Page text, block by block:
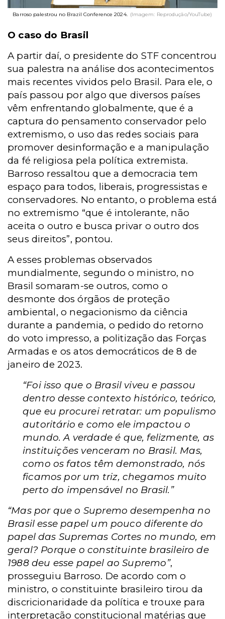
Barroso palestrou no Brazil Conference 2024. (Imagem: Reprodução/YouTube)
O caso do Brasil
A partir daí, o presidente do STF concentrou
sua palestra na análise dos acontecimentos
mais recentes vividos pelo Brasil. Para ele, o
país passou por algo que diversos países
vêm enfrentando globalmente, que é a
captura do pensamento conservador pelo
extremismo, o uso das redes sociais para
promover desinformação e a manipulação
da fé religiosa pela política extremista.
Barroso ressaltou que a democracia tem
espaço para todos, liberais, progressistas e
conservadores. No entanto, o problema está
no extremismo “que é intolerante, não
aceita o outro e busca privar o outro dos
seus direitos”, pontou.
A esses problemas observados
mundialmente, segundo o ministro, no
Brasil somaram-se outros, como o
desmonte dos órgãos de proteção
ambiental, o negacionismo da ciência
durante a pandemia, o pedido do retorno
do voto impresso, a politização das Forças
Armadas e os atos democráticos de 8 de
janeiro de 2023.
“Foi isso que o Brasil viveu e passou
dentro desse contexto histórico, teórico,
que eu procurei retratar: um populismo
autoritário e como ele impactou o
mundo. A verdade é que, felizmente, as
instituições venceram no Brasil. Mas,
como os fatos têm demonstrado, nós
ficamos por um triz, chegamos muito
perto do impensável no Brasil.”
“Mas por que o Supremo desempenha no
Brasil esse papel um pouco diferente do
papel das Supremas Cortes no mundo, em
geral? Porque o constituinte brasileiro de
1988 deu esse papel ao Supremo”,
prosseguiu Barroso. De acordo com o
ministro, o constituinte brasileiro tirou da
discricionaridade da política e trouxe para
interpretação constitucional matérias que